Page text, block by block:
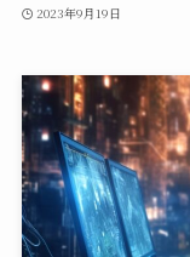
2023年9月19日